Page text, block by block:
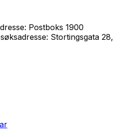
Postboks 1900
Stortingsgata 28,